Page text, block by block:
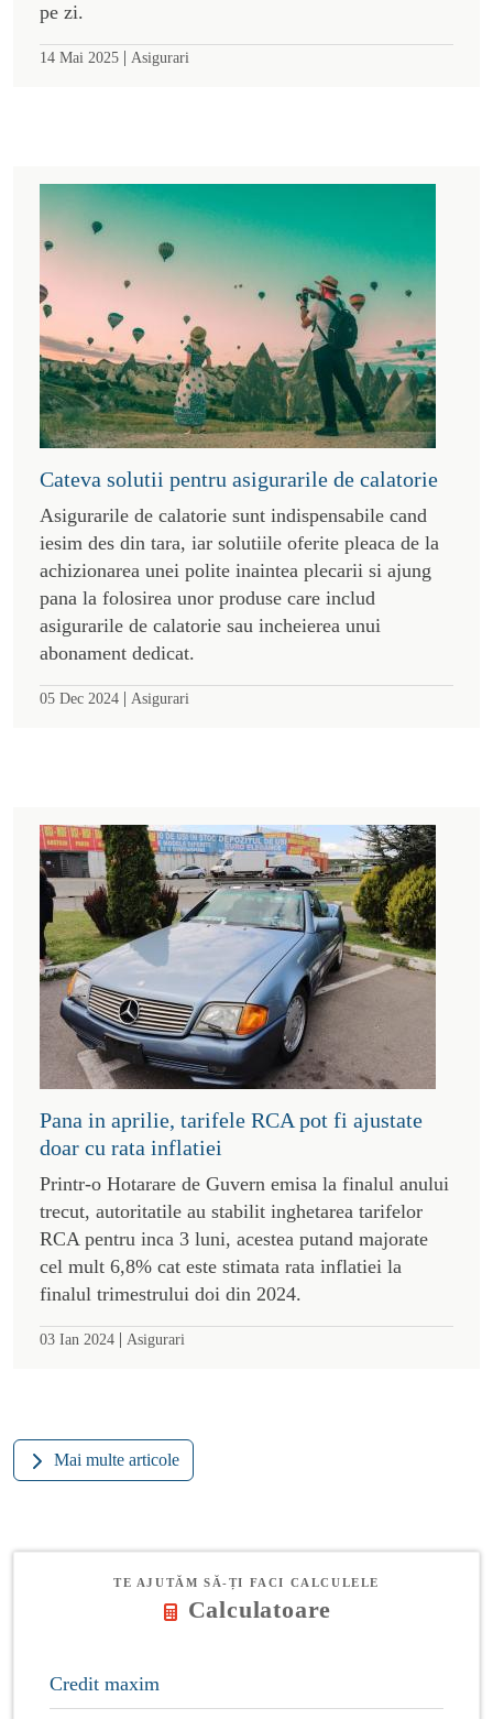
pe zi.
14 Mai 2025 | Asigurari
Cateva solutii pentru asigurarile de calatorie
Asigurarile de calatorie sunt indispensabile cand
iesim des din tara, iar solutiile oferite pleaca de la
achizionarea unei polite inaintea plecarii si ajung
pana la folosirea unor produse care includ
asigurarile de calatorie sau incheierea unui
abonament dedicat.
05 Dec 2024 | Asigurari
Pana in aprilie, tarifele RCA pot fi ajustate
doar cu rata inflatiei
Printr-o Hotarare de Guvern emisa la finalul anului
trecut, autoritatile au stabilit inghetarea tarifelor
RCA pentru inca 3 luni, acestea putand majorate
cel mult 6,8% cat este stimata rata inflatiei la
finalul trimestrului doi din 2024.
03 Ian 2024 | Asigurari
Mai multe articole
TE AJUTĂM SĂ-ȚI FACI CALCULELE
Calculatoare
Credit maxim